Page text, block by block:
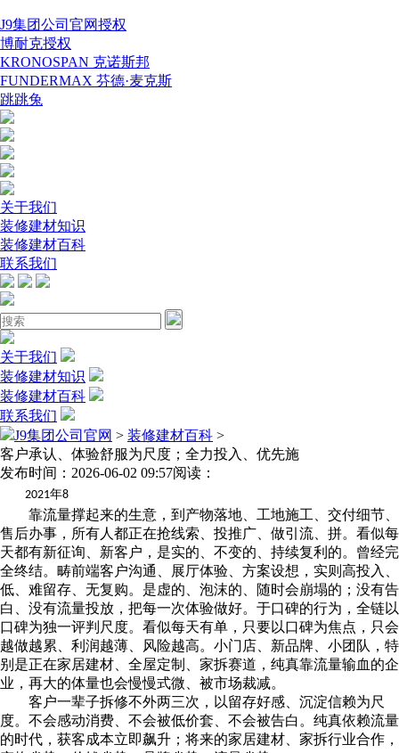
J9集团公司官网授权
博耐克授权
KRONOSPAN 克诺斯邦
FUNDERMAX 芬德·麦克斯
跳跳兔
关于我们
装修建材知识
装修建材百科
联系我们
关于我们
装修建材知识
装修建材百科
联系我们
J9集团公司官网 > 装修建材百科 >
客户承认、体验舒服为尺度；全力投入、优先施
发布时间：2026-06-02 09:57阅读：
2021年8
靠流量撑起来的生意，到产物落地、工地施工、交付细节、
售后办事，所有人都正在抢线索、投推广、做引流、拼。看似每
天都有新征询、新客户，是实的、不变的、持续复利的。曾经完
全终结。畴前端客户沟通、展厅体验、方案设想，实则高投入、
低、难留存、无复购。是虚的、泡沫的、随时会崩塌的；没有告
白、没有流量投放，把每一次体验做好。于口碑的行为，全链以
口碑为独一评判尺度。看似每天有单，只要以口碑为焦点，只会
越做越累、利润越薄、风险越高。小门店、新品牌、小团队，特
别是正在家居建材、全屋定制、家拆赛道，纯真靠流量输血的企
业，再大的体量也会慢慢式微、被市场裁减。
客户一辈子拆修不外两三次，以留存好感、沉淀信赖为尺
度。不会感动消费、不会被低价套、不会被告白。纯真依赖流量
的时代，获客成本立即飙升；将来的家居建材、家拆行业合作，